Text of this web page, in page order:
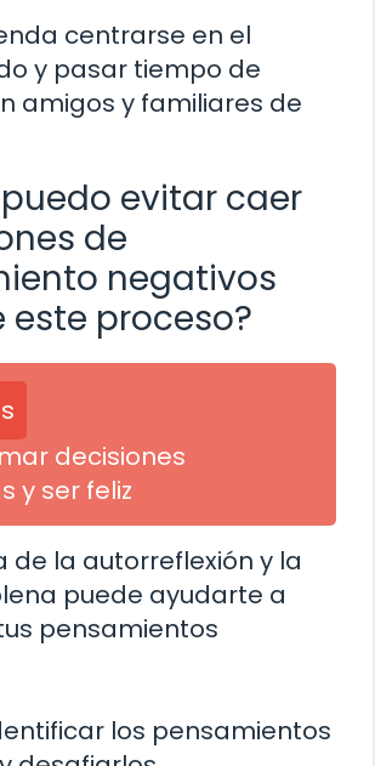
centrarse en el
y pasar tiempo de
amigos y familiares de
evitar caer
de
negativos
proceso?
decisiones
y ser feliz
de la autorreflexión y la
puede ayudarte a
pensamientos
los pensamientos